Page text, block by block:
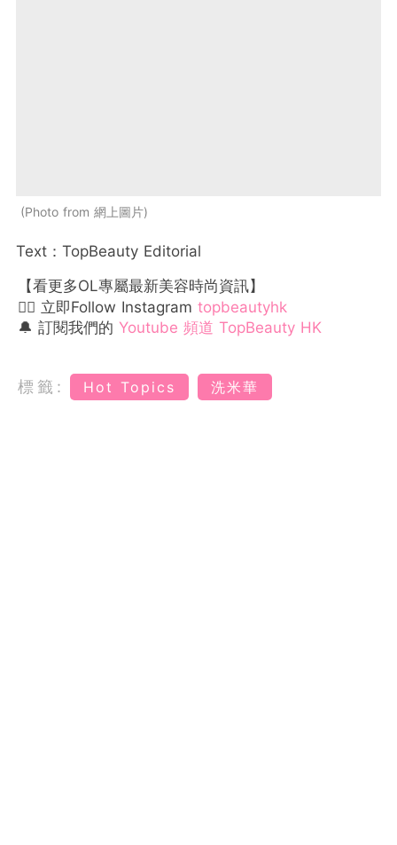
Photo from 網上圖片
Text：TopBeauty Editorial
【看更多OL專屬最新美容時尚資訊】
👉🏻 立即Follow Instagram topbeautyhk
🔔 訂閱我們的 Youtube 頻道 TopBeauty HK
標籤: Hot Topics 洗米華